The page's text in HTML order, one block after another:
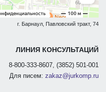
г. Барнаул, Павловский тракт, 74
ЛИНИЯ КОНСУЛЬТАЦИЙ
8-800-333-8607, (3852) 501-001
Для писем: zakaz@jurkomp.ru